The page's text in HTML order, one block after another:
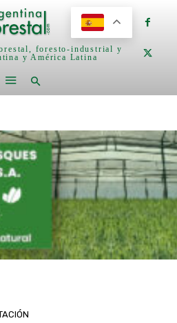
foresto-industrial y
y América Latina